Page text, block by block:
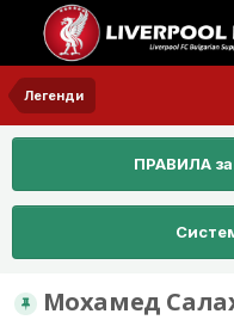
Легенди
ПРАВИЛА за
Мохамед